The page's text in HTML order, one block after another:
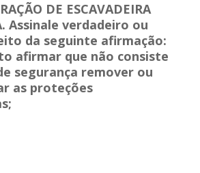
DE ESCAVADEIRA
Assinale verdadeiro ou
da seguinte afirmação:
afirmar que não consiste
segurança remover ou
as proteções
;